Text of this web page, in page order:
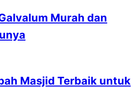
Murah dan
Masjid Terbaik untuk